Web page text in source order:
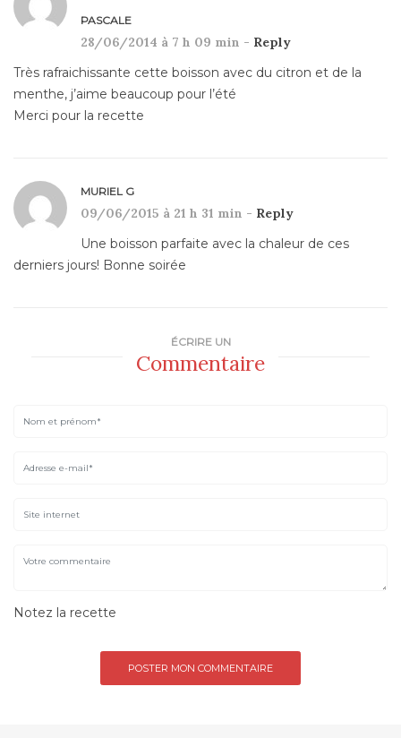
PASCALE
28/06/2014 à 7 h 09 min - Reply
Très rafraichissante cette boisson avec du citron et de la
menthe, j’aime beaucoup pour l’été
Merci pour la recette
MURIEL G
09/06/2015 à 21 h 31 min - Reply
Une boisson parfaite avec la chaleur de ces
derniers jours! Bonne soirée
ÉCRIRE UN
Commentaire
Notez la recette